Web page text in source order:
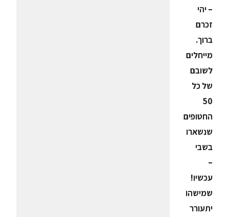
– יהי
זכרם
ברוך.
מייחלים
לשובם
של כל
50
החטופים
שנשארו
בשבי
–
עכשיו!
שמישהו
יתעורר